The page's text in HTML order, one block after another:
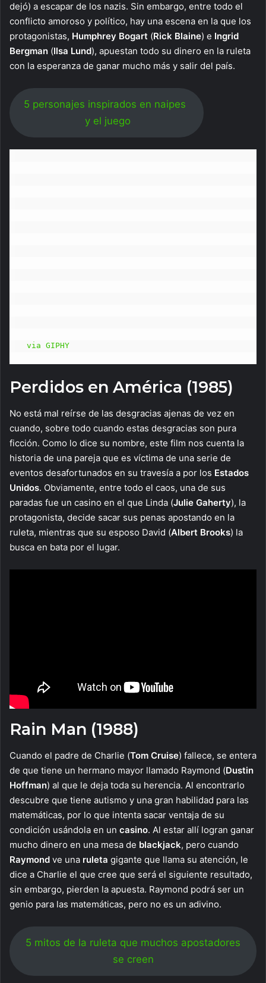
dejó) a escapar de los nazis. Sin embargo, entre todo el
conflicto amoroso y político, hay una escena en la que los
protagonistas, Humphrey Bogart (Rick Blaine) e Ingrid
Bergman (Ilsa Lund), apuestan todo su dinero en la ruleta
con la esperanza de ganar mucho más y salir del país.
5 personajes inspirados en naipes
y el juego
via GIPHY
Perdidos en América (1985)
No está mal reírse de las desgracias ajenas de vez en
cuando, sobre todo cuando estas desgracias son pura
ficción. Como lo dice su nombre, este film nos cuenta la
historia de una pareja que es víctima de una serie de
eventos desafortunados en su travesía a por los Estados
Unidos. Obviamente, entre todo el caos, una de sus
paradas fue un casino en el que Linda (Julie Gaherty), la
protagonista, decide sacar sus penas apostando en la
ruleta, mientras que su esposo David (Albert Brooks) la
busca en bata por el lugar.
Rain Man (1988)
Cuando el padre de Charlie (Tom Cruise) fallece, se entera
de que tiene un hermano mayor llamado Raymond (Dustin
Hoffman) al que le deja toda su herencia. Al encontrarlo
descubre que tiene autismo y una gran habilidad para las
matemáticas, por lo que intenta sacar ventaja de su
condición usándola en un casino. Al estar allí logran ganar
mucho dinero en una mesa de blackjack, pero cuando
Raymond ve una ruleta gigante que llama su atención, le
dice a Charlie el que cree que será el siguiente resultado,
sin embargo, pierden la apuesta. Raymond podrá ser un
genio para las matemáticas, pero no es un adivino.
5 mitos de la ruleta que muchos apostadores
se creen